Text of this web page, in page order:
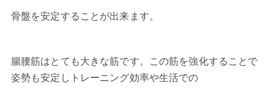
骨盤を安定することが出来ます。
腸腰筋はとても大きな筋です。この筋を強化することで
姿勢も安定しトレーニング効率や生活での